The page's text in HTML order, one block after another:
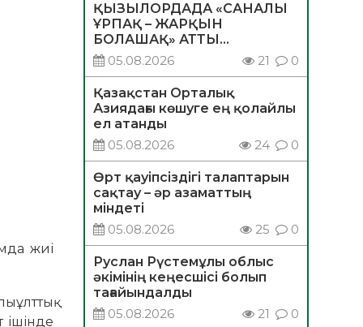
жиі
ішінде
ҚЫЗЫЛОРДАДА «САНАЛЫ
ҰРПАҚ – ЖАРҚЫН
БОЛАШАҚ» АТТЫ
КЕҢЕЙТІЛГЕН МӘЖІЛІС
ӨТТІ
05.08.2026 21 0
Қазақстан Орталық
Азиядағы көшуге ең қолайлы
ел атанды
05.08.2026
24 0
Өрт қауіпсіздігі талаптарын
сақтау – әр азаматтың
міндеті
05.08.2026
25 0
Руслан Рүстемұлы облыс
әкімінің кеңесшісі болып
тағайындалды
05.08.2026
21 0